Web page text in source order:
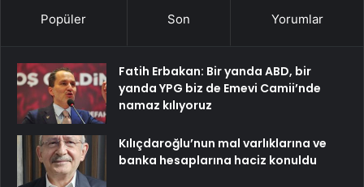
Popüler Son Yorumlar
Fatih Erbakan: Bir yanda ABD, bir
yanda YPG biz de Emevi Camii’nde
namaz kılıyoruz
Kılıçdaroğlu’nun mal varlıklarına ve
banka hesaplarına haciz konuldu